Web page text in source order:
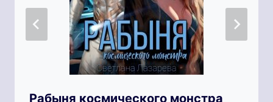
Рабыня космического монстра